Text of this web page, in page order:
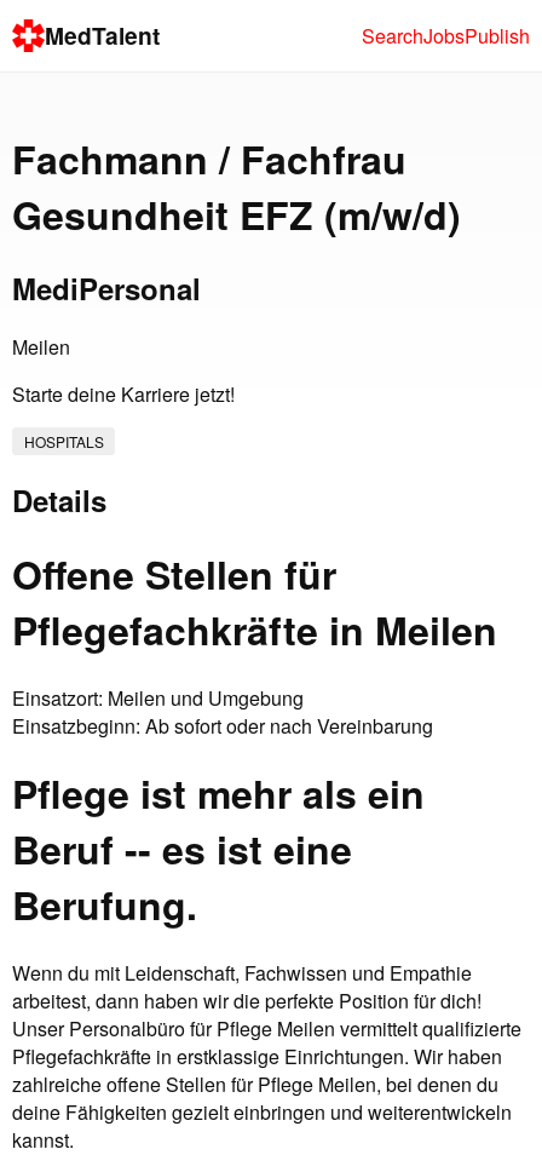
MedTalent SearchJobsPublish
Fachmann / Fachfrau
Gesundheit EFZ (m/w/d)
MediPersonal
Meilen
Starte deine Karriere jetzt!
HOSPITALS
Details
Offene Stellen für
Pflegefachkräfte in Meilen
Einsatzort: Meilen und Umgebung
Einsatzbeginn: Ab sofort oder nach Vereinbarung
Pflege ist mehr als ein
Beruf -- es ist eine
Berufung.
Wenn du mit Leidenschaft, Fachwissen und Empathie
arbeitest, dann haben wir die perfekte Position für dich!
Unser Personalbüro für Pflege Meilen vermittelt qualifizierte
Pflegefachkräfte in erstklassige Einrichtungen. Wir haben
zahlreiche offene Stellen für Pflege Meilen, bei denen du
deine Fähigkeiten gezielt einbringen und weiterentwickeln
kannst.